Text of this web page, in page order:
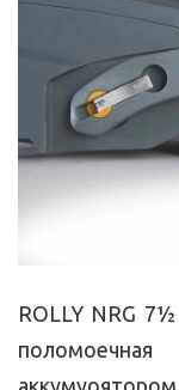
ROLLY NRG